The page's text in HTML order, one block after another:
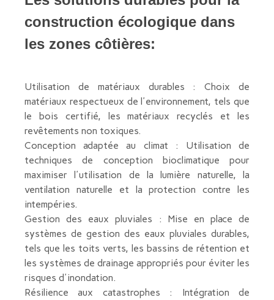
construction écologique dans
les zones côtières:
Utilisation de matériaux durables : Choix de
matériaux respectueux de l'environnement, tels que
le bois certifié, les matériaux recyclés et les
revêtements non toxiques.
Conception adaptée au climat : Utilisation de
techniques de conception bioclimatique pour
maximiser l'utilisation de la lumière naturelle, la
ventilation naturelle et la protection contre les
intempéries.
Gestion des eaux pluviales : Mise en place de
systèmes de gestion des eaux pluviales durables,
tels que les toits verts, les bassins de rétention et
les systèmes de drainage appropriés pour éviter les
risques d'inondation.
Résilience aux catastrophes : Intégration de